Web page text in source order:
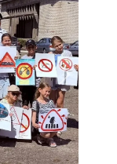
Вперед